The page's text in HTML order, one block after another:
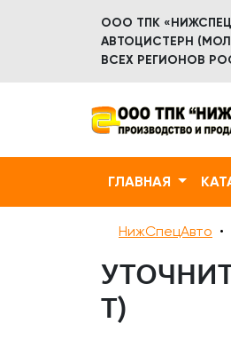
ООО ТПК
АВТОЦИСТЕРН
ВСЕХ РЕГИОНОВ
ГЛАВНАЯ
НижСпецАвто
Т)